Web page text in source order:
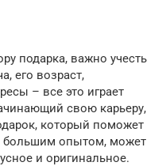
подарка, важно учесть
его возраст,
– все это играет
свою карьеру,
который поможет
большим опытом, может
и оригинальное.